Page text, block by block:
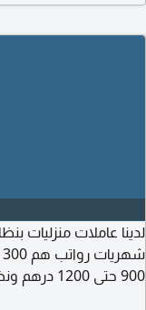
لدينا عاملات منزليات
900 حتى 1200 درهم ونظام ساعة 4 ساعات 100 درهم